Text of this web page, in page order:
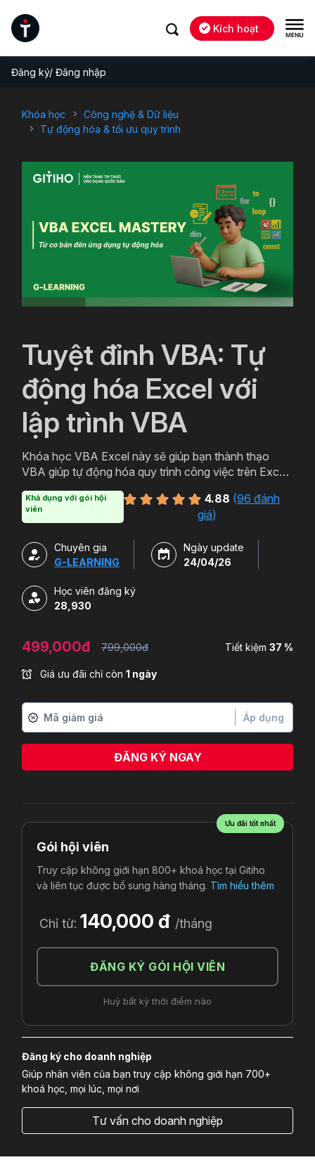
Kích hoạt
Đăng ký/ Đăng nhập
Khóa học
Công nghệ & Dữ liệu
Tự động hóa & tối ưu quy trình
Tuyệt đỉnh VBA: Tự
động hóa Excel với
lập trình VBA
Khóa học VBA Excel này sẽ giúp bạn thành thạo
VBA giúp tự động hóa quy trình công việc trên Excel,
Khả dụng với gói hội
viên
4.88 (96 đánh
giá)
Chuyên gia
G-LEARNING
Ngày update
24/04/26
Học viên đăng ký
28,930
499,000đ 799,000đ Tiết kiệm 37 %
Giá ưu đãi chỉ còn 1 ngày
Áp dụng
ĐĂNG KÝ NGAY
Ưu đãi tốt nhất
Gói hội viên
Truy cập không giới hạn 800+ khoá học tại Gitiho
và liên tục được bổ sung hàng tháng. Tìm hiểu thêm
Chỉ từ: 140,000 đ /tháng
ĐĂNG KÝ GÓI HỘI VIÊN
Huỷ bất kỳ thời điểm nào
Đăng ký cho doanh nghiệp
Giúp nhân viên của bạn truy cập không giới hạn 700+
khoá học, mọi lúc, mọi nơi
Tư vấn cho doanh nghiệp